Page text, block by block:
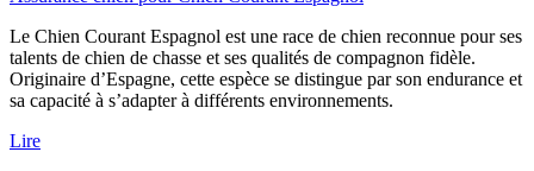
Le Chien Courant Espagnol est une race de chien reconnue pour ses
talents de chien de chasse et ses qualités de compagnon fidèle.
Originaire d’Espagne, cette espèce se distingue par son endurance et
sa capacité à s’adapter à différents environnements.
Lire